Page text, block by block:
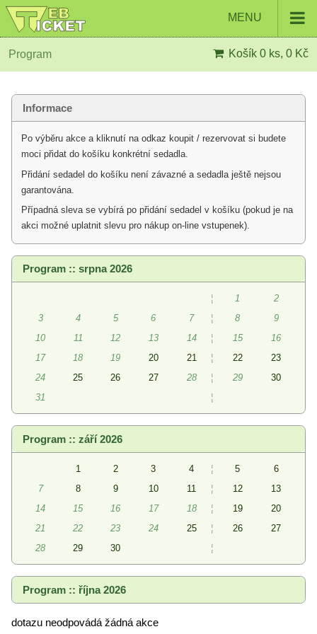
MENU
Program Košík 0 ks, 0 Kč
Informace
Po výběru akce a kliknutí na odkaz koupit / rezervovat si budete
moci přidat do košíku konkrétní sedadla.
Přidání sedadel do košíku není závazné a sedadla ještě nejsou
garantována.
Případná sleva se vybírá po přidání sedadel v košíku (pokud je na
akci možné uplatnit slevu pro nákup on-line vstupenek).
Program :: srpna 2026
¦ 1
2
3
4 5 6 7 ¦ 8
9
10
11 12 13 14 ¦ 15
16
17
18 19 20 21 ¦ 22
23
24
25 26 27 28 ¦ 29
30
31
¦
Program :: září 2026
1 2 3 4 ¦ 5
6
7
8 9 10 11 ¦ 12
13
14
15 16 17 18 ¦ 19
20
21
22 23 24 25 ¦ 26
27
28
29 30 ¦
Program :: října 2026
dotazu neodpovádá žádná akce